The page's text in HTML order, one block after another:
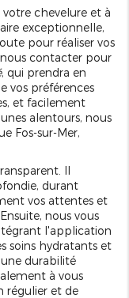
chevelure et à
exceptionnelle,
pour réaliser vos
contacter pour
, qui prendra en
vos préférences
et facilement
alentours, nous
Fos-sur-Mer,
Il
durant
vos attentes et
nous vous
l'application
soins hydratants et
durabilité
à vous
régulier et de